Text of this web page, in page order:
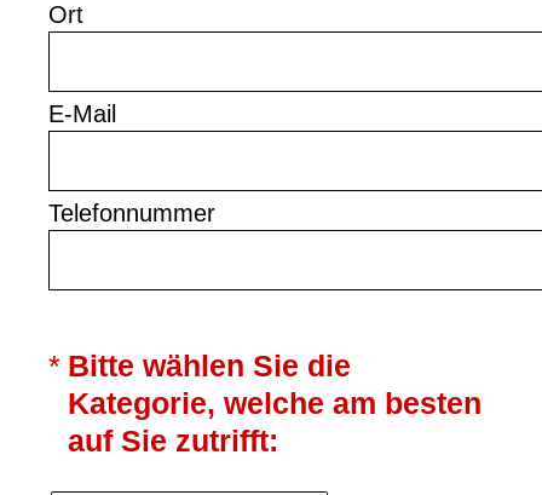
Ort
E-Mail
Telefonnummer
* Bitte wählen Sie die
Kategorie, welche am besten
auf Sie zutrifft:
(Erforderlich.)